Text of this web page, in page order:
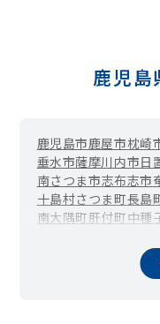
鹿児島
鹿児島市鹿屋市枕崎
垂水市薩摩川内市日
南さつま市志布志市
十島村さつま町長島
南大隅町肝付町中種